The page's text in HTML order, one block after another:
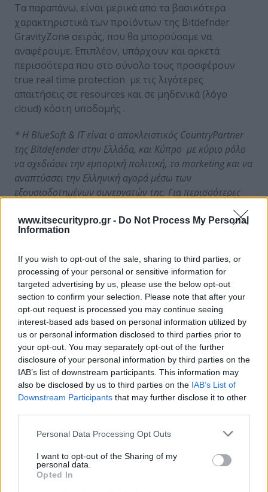
www.itsecuritypro.gr - Do Not Process My Personal
Information
If you wish to opt-out of the sale, sharing to third parties, or
processing of your personal or sensitive information for
targeted advertising by us, please use the below opt-out
section to confirm your selection. Please note that after your
opt-out request is processed you may continue seeing
interest-based ads based on personal information utilized by
us or personal information disclosed to third parties prior to
your opt-out. You may separately opt-out of the further
disclosure of your personal information by third parties on the
IAB’s list of downstream participants. This information may
also be disclosed by us to third parties on the IAB’s List of
Downstream Participants that may further disclose it to other
Personal Data Processing Opt Outs
I want to opt-out of the Sharing of my
personal data.
Opted In
Τα παραπάνω, είναι μερικά απο τα βασικότερα
χαρακτηριστικά των προϊόντων της Bitdefnder
GravityZone σειράς, που θα μπορούσαμε να
αναφέρουμε. Επιπλέον, υπάρχουν και αρκετά
περισσότερα που στο σύνολο τους προσφέρουν
true real time protection με τις λιγότερες
απαιτήσεις σε resources και σε μηδενικά (λόγο
cloud) κόστη υποδομής .
* Η BlueSoft& ITείναι ο αποκλειστικός CountryPartner
της Bitdefenderστην Ελλάδα, και Κύπρο με κύριο ρόλο
να σχεδιάσει την εμπορική πολιτική, το marketingκαι να
αναπτύσσει την Ελληνική αγορά μέσω των
εξουσιοδοτημένων συνεργατών της. Για περισσότερες
επικοινωνήσουν με τηνBlue Soft&ITστο 215 535 3030
η μέσωemail
Συνέντευξη με τονΚώστα Καρβέλα
Blue Soft & IT*Regional Sales Engineer Sr.
Manager
BitdefenderCertified Technical & Sales Specialist
ΣΧΕΤΙΚΑ ΑΡΘΡΑ
Sandbox. Αντιμετωπίζοντας τις προηγμένες
απειλές